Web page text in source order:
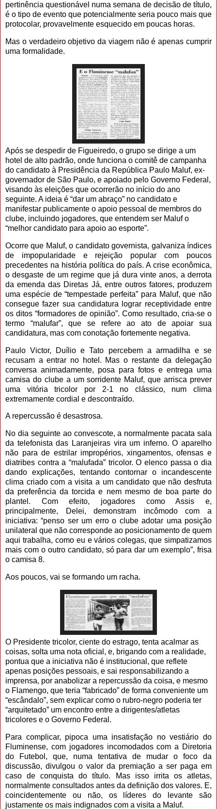
pertinência questionável numa semana de decisão de título,
é o tipo de evento que potencialmente seria pouco mais que
protocolar, provavelmente esquecido em poucas horas.
Mas o verdadeiro objetivo da viagem não é apenas cumprir
uma formalidade.
Após se despedir de Figueiredo, o grupo se dirige a um
hotel de alto padrão, onde funciona o comitê de campanha
do candidato à Presidência da República Paulo Maluf, ex-
governador de São Paulo, e apoiado pelo Governo Federal,
visando às eleições que ocorrerão no início do ano
seguinte. A ideia é “dar um abraço” no candidato e
manifestar publicamente o apoio pessoal de membros do
clube, incluindo jogadores, que entendem ser Maluf o
“melhor candidato para apoio ao esporte”.
Ocorre que Maluf, o candidato governista, galvaniza índices
de impopularidade e rejeição popular com poucos
precedentes na história política do país. A crise econômica,
o desgaste de um regime que já dura vinte anos, a derrota
da emenda das Diretas Já, entre outros fatores, produzem
uma espécie de “tempestade perfeita” para Maluf, que não
consegue fazer sua candidatura lograr receptividade entre
os ditos “formadores de opinião”. Como resultado, cria-se o
termo “malufar”, que se refere ao ato de apoiar sua
candidatura, mas com conotação fortemente negativa.
Paulo Victor, Duílio e Tato percebem a armadilha e se
recusam a entrar no hotel. Mas o restante da delegação
conversa animadamente, posa para fotos e entrega uma
camisa do clube a um sorridente Maluf, que arrisca prever
uma vitória tricolor por 2-1 no clássico, num clima
extremamente cordial e descontraído.
A repercussão é desastrosa.
No dia seguinte ao convescote, a normalmente pacata sala
da telefonista das Laranjeiras vira um inferno. O aparelho
não para de estrilar impropérios, xingamentos, ofensas e
diatribes contra a “malufada” tricolor. O elenco passa o dia
dando explicações, tentando contornar o incandescente
clima criado com a visita a um candidato que não desfruta
da preferência da torcida e nem mesmo de boa parte do
plantel. Com efeito, jogadores como Assis e,
principalmente, Delei, demonstram incômodo com a
iniciativa: “penso ser um erro o clube adotar uma posição
unilateral que não corresponde ao posicionamento de quem
aqui trabalha, como eu e vários colegas, que simpatizamos
mais com o outro candidato, só para dar um exemplo”, frisa
o camisa 8.
Aos poucos, vai se formando um racha.
O Presidente tricolor, ciente do estrago, tenta acalmar as
coisas, solta uma nota oficial, e, brigando com a realidade,
pontua que a iniciativa não é institucional, que reflete
apenas posições pessoais, e sai responsabilizando a
imprensa, por anabolizar a repercussão da coisa, e mesmo
o Flamengo, que teria “fabricado” de forma conveniente um
“escândalo”, sem explicar como o rubro-negro poderia ter
“arquitetado” um encontro entre a dirigentes/atletas
tricolores e o Governo Federal.
Para complicar, pipoca uma insatisfação no vestiário do
Fluminense, com jogadores incomodados com a Diretoria
do Futebol, que, numa tentativa de mudar o foco da
discussão, divulgou o valor da premiação a ser paga em
caso de conquista do título. Mas isso irrita os atletas,
normalmente consultados antes da definição dos valores. E,
coincidentemente ou não, os líderes do levante são
justamente os mais indignados com a visita a Maluf.